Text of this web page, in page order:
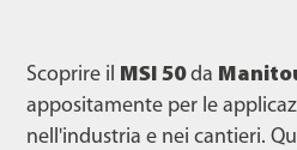
Scoprire il MSI 50da
appositamente per le
nell'industria e nei cantieri.